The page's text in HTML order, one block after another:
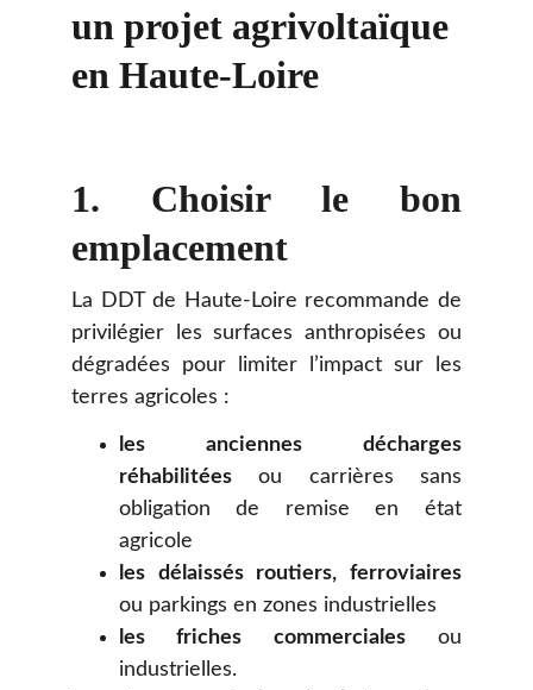
un projet agrivoltaïque
en Haute-Loire
1. Choisir le bon
emplacement
La DDT de Haute-Loire recommande de
privilégier les surfaces anthropisées ou
dégradées pour limiter l’impact sur les
terres agricoles :
les anciennes décharges
réhabilitées ou carrières sans
obligation de remise en état
agricole
les délaissés routiers, ferroviaires
ou parkings en zones industrielles
les friches commercialesou
industrielles.